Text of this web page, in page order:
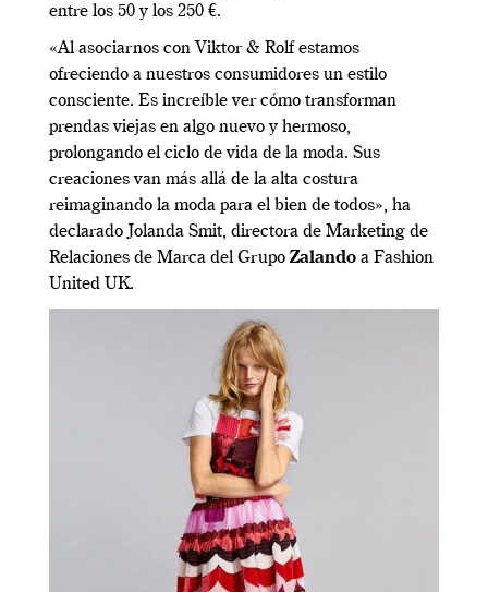
entre los 50 y los 250 €.
«Al asociarnos con Viktor & Rolf estamos
ofreciendo a nuestros consumidores un estilo
consciente. Es increíble ver cómo transforman
prendas viejas en algo nuevo y hermoso,
prolongando el ciclo de vida de la moda. Sus
creaciones van más allá de la alta costura
reimaginando la moda para el bien de todos», ha
declarado Jolanda Smit, directora de Marketing de
Relaciones de Marca del Grupo Zalando a Fashion
United UK.